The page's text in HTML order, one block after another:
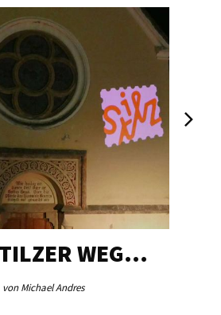
WEG…
von Michael Andres